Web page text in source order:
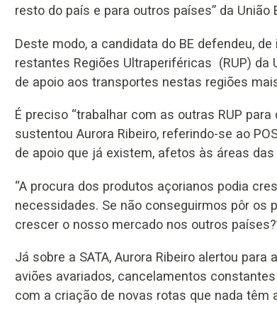
resto do país e para outros países” da União
Deste modo, a candidata do BE defendeu,
restantes Regiões Ultraperiféricas (RUP) da
de apoio aos transportes nestas regiões
É preciso “trabalhar com as outras RUP
sustentou Aurora Ribeiro, referindo-se ao
de apoio que já existem, afetos às áreas
“A procura dos produtos açorianos podia
necessidades. Se não conseguirmos pôr os
crescer o nosso mercado nos outros
Já sobre a SATA, Aurora Ribeiro alertou
aviões avariados, cancelamentos
com a criação de novas rotas que nada têm